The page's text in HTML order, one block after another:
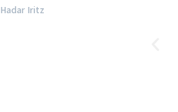
Hadar Iritz‎‏